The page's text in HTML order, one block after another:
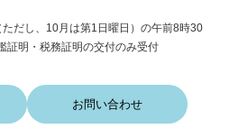
だし、10月は第1日曜日）の午前8時30
証明・税務証明の交付のみ受付
お問い合わせ